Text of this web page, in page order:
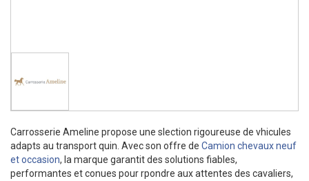
Carrosserie Ameline propose une slection rigoureuse de vhicules
adapts au transport quin. Avec son offre de Camion chevaux neuf
et occasion, la marque garantit des solutions fiables,
performantes et conues pour rpondre aux attentes des cavaliers,